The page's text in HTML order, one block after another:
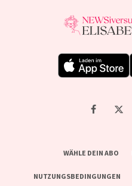
WÄHLE DEIN ABO
NUTZUNGSBEDINGUNGEN